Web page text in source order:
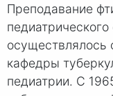
Преподавание
осуществлялось
кафедры
педиатрии. С